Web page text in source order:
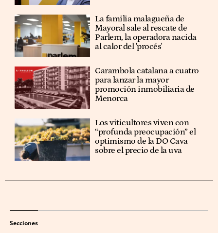
La familia malagueña de
Mayoral sale al rescate de
Parlem, la operadora nacida
al calor del 'procés'
Carambola catalana a cuatro
para lanzar la mayor
promoción inmobiliaria de
Menorca
Los viticultores viven con
“profunda preocupación” el
optimismo de la DO Cava
sobre el precio de la uva
Secciones